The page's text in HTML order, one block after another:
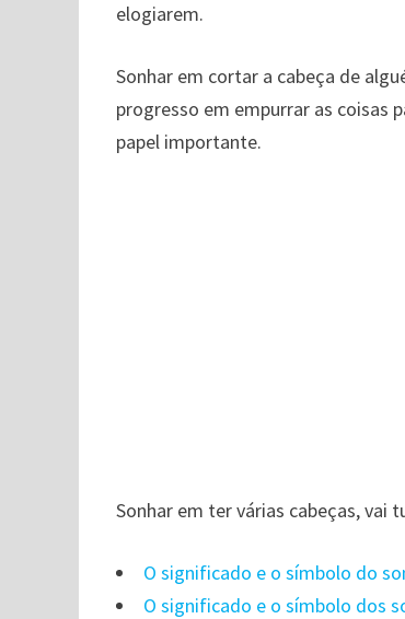
elogiarem.
Sonhar em cortar a cabeça de
progresso em empurrar as coisas
papel importante.
Sonhar em ter várias cabeças,
O significado e o símbolo do
O significado e o símbolo dos